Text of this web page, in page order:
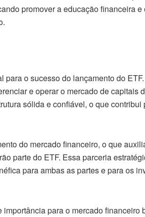
promover a educação financeira
o sucesso do lançamento do
e operar o mercado de capitais
sólida e confiável, o que contribui
do mercado financeiro, o que
parte do ETF. Essa parceria
para ambas as partes e para os
para o mercado financeiro